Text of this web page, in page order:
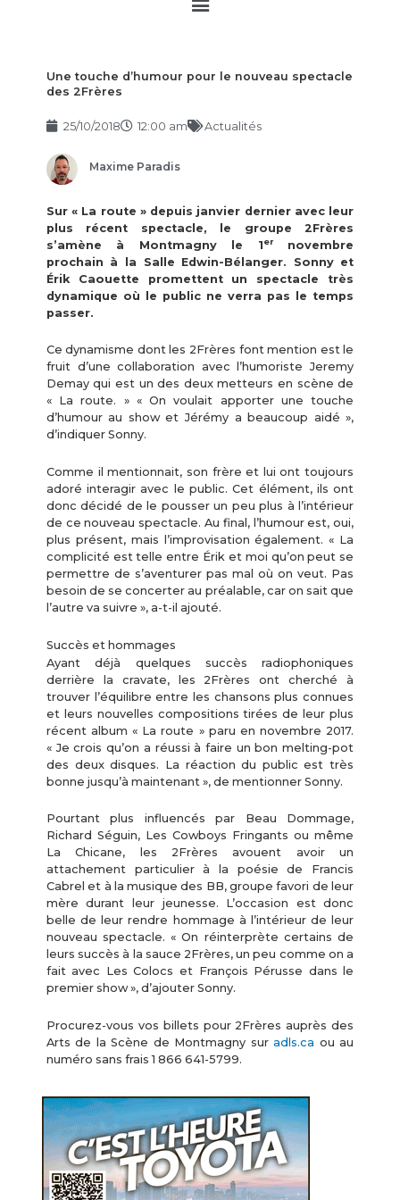
Une touche d’humour pour le nouveau spectacle
des 2Frères
25/10/2018 12:00 am Actualités
Maxime Paradis
Sur « La route » depuis janvier dernier avec leur
plus récent spectacle, le groupe 2Frères
s’amène à Montmagny le 1ernovembre
prochain à la Salle Edwin-Bélanger. Sonny et
Érik Caouette promettent un spectacle très
dynamique où le public ne verra pas le temps
passer.
Ce dynamisme dont les 2Frères font mention est le
fruit d’une collaboration avec l’humoriste Jeremy
Demay qui est un des deux metteurs en scène de
« La route. » « On voulait apporter une touche
d’humour au show et Jérémy a beaucoup aidé »,
d’indiquer Sonny.
Comme il mentionnait, son frère et lui ont toujours
adoré interagir avec le public. Cet élément, ils ont
donc décidé de le pousser un peu plus à l’intérieur
de ce nouveau spectacle. Au final, l’humour est, oui,
plus présent, mais l’improvisation également. « La
complicité est telle entre Érik et moi qu’on peut se
permettre de s’aventurer pas mal où on veut. Pas
besoin de se concerter au préalable, car on sait que
l’autre va suivre », a-t-il ajouté.
Succès et hommages
Ayant déjà quelques succès radiophoniques
derrière la cravate, les 2Frères ont cherché à
trouver l’équilibre entre les chansons plus connues
et leurs nouvelles compositions tirées de leur plus
récent album « La route » paru en novembre 2017.
« Je crois qu’on a réussi à faire un bon melting-pot
des deux disques. La réaction du public est très
bonne jusqu’à maintenant », de mentionner Sonny.
Pourtant plus influencés par Beau Dommage,
Richard Séguin, Les Cowboys Fringants ou même
La Chicane, les 2Frères avouent avoir un
attachement particulier à la poésie de Francis
Cabrel et à la musique des BB, groupe favori de leur
mère durant leur jeunesse. L’occasion est donc
belle de leur rendre hommage à l’intérieur de leur
nouveau spectacle. « On réinterprète certains de
leurs succès à la sauce 2Frères, un peu comme on a
fait avec Les Colocs et François Pérusse dans le
premier show », d’ajouter Sonny.
Procurez-vous vos billets pour 2Frères auprès des
Arts de la Scène de Montmagny suradls.ca ou au
numéro sans frais 1 866 641-5799.